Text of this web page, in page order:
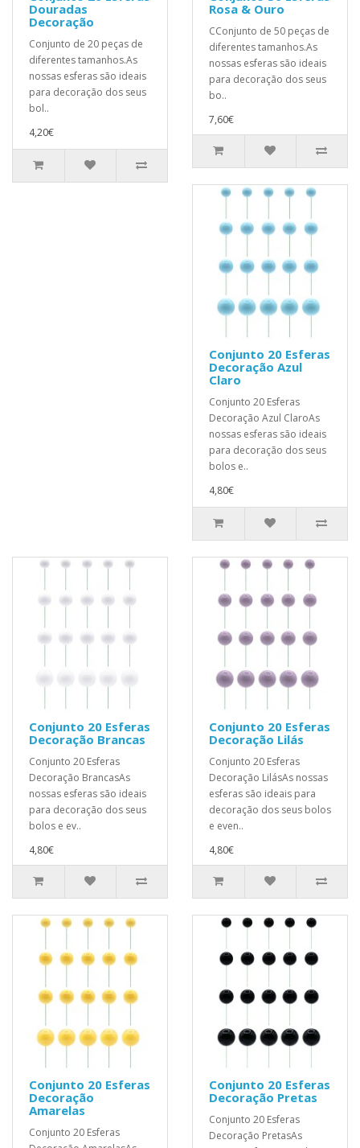
Douradas
Decoração
Conjunto de 20 peças de
diferentes tamanhos.As
nossas esferas são ideais
para decoração dos seus
bol..
4,20€
Rosa & Ouro
CConjunto de 50 peças de
diferentes tamanhos.As
nossas esferas são ideais
para decoração dos seus
bo..
7,60€
Conjunto 20 Esferas
Decoração Azul
Claro
Conjunto 20 Esferas
Decoração Azul ClaroAs
nossas esferas são ideais
para decoração dos seus
bolos e..
4,80€
Conjunto 20 Esferas
Decoração Brancas
Conjunto 20 Esferas
Decoração BrancasAs
nossas esferas são ideais
para decoração dos seus
bolos e ev..
4,80€
Conjunto 20 Esferas
Decoração Lilás
Conjunto 20 Esferas
Decoração LilásAs nossas
esferas são ideais para
decoração dos seus bolos
e even..
4,80€
Conjunto 20 Esferas
Decoração
Amarelas
Conjunto 20 Esferas
Conjunto 20 Esferas
Decoração Pretas
Conjunto 20 Esferas
Decoração PretasAs